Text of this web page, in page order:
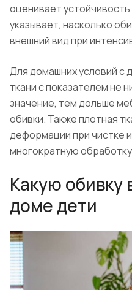
оценивает
указывает, насколько
внешний вид при
Для домашних условий с
ткани с показателем не
значение, тем дольше
обивки. Также плотная
деформации при чистке
многократную
Какую обивку
доме дети